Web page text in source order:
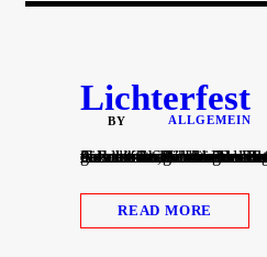
Lichterfest
BY ALLGEMEIN
Am letzten Schultag vor den Weihnachtsferien trafen sich alle Kinder der Grundschule Söllingen in der ersten Stunde in der Turnhalle und feierten Lichterfest. Auch viele Eltern und Geschwisterkinder waren dazu in die Schule gekommen. Nach einer kurzen Darbietung des Schulchors, führte
READ MORE